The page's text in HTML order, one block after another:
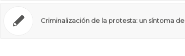
Criminalización de la protesta: un síntoma